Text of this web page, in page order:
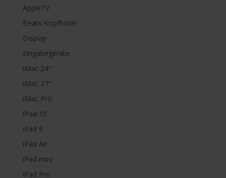
AppleTV
Beats Kopfhörer
Display
Eingabegeräte
iMac 24"
iMac 27"
iMac Pro
iPad 10
iPad 9
iPad Air
iPad mini
iPad Pro